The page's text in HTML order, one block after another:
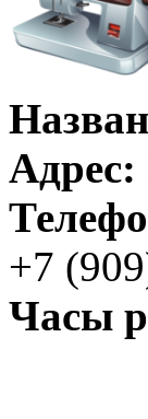
Адрес:
+7
Часы